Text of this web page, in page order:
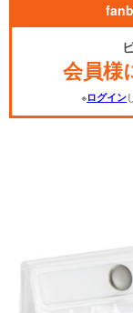
会員様
※ログイン